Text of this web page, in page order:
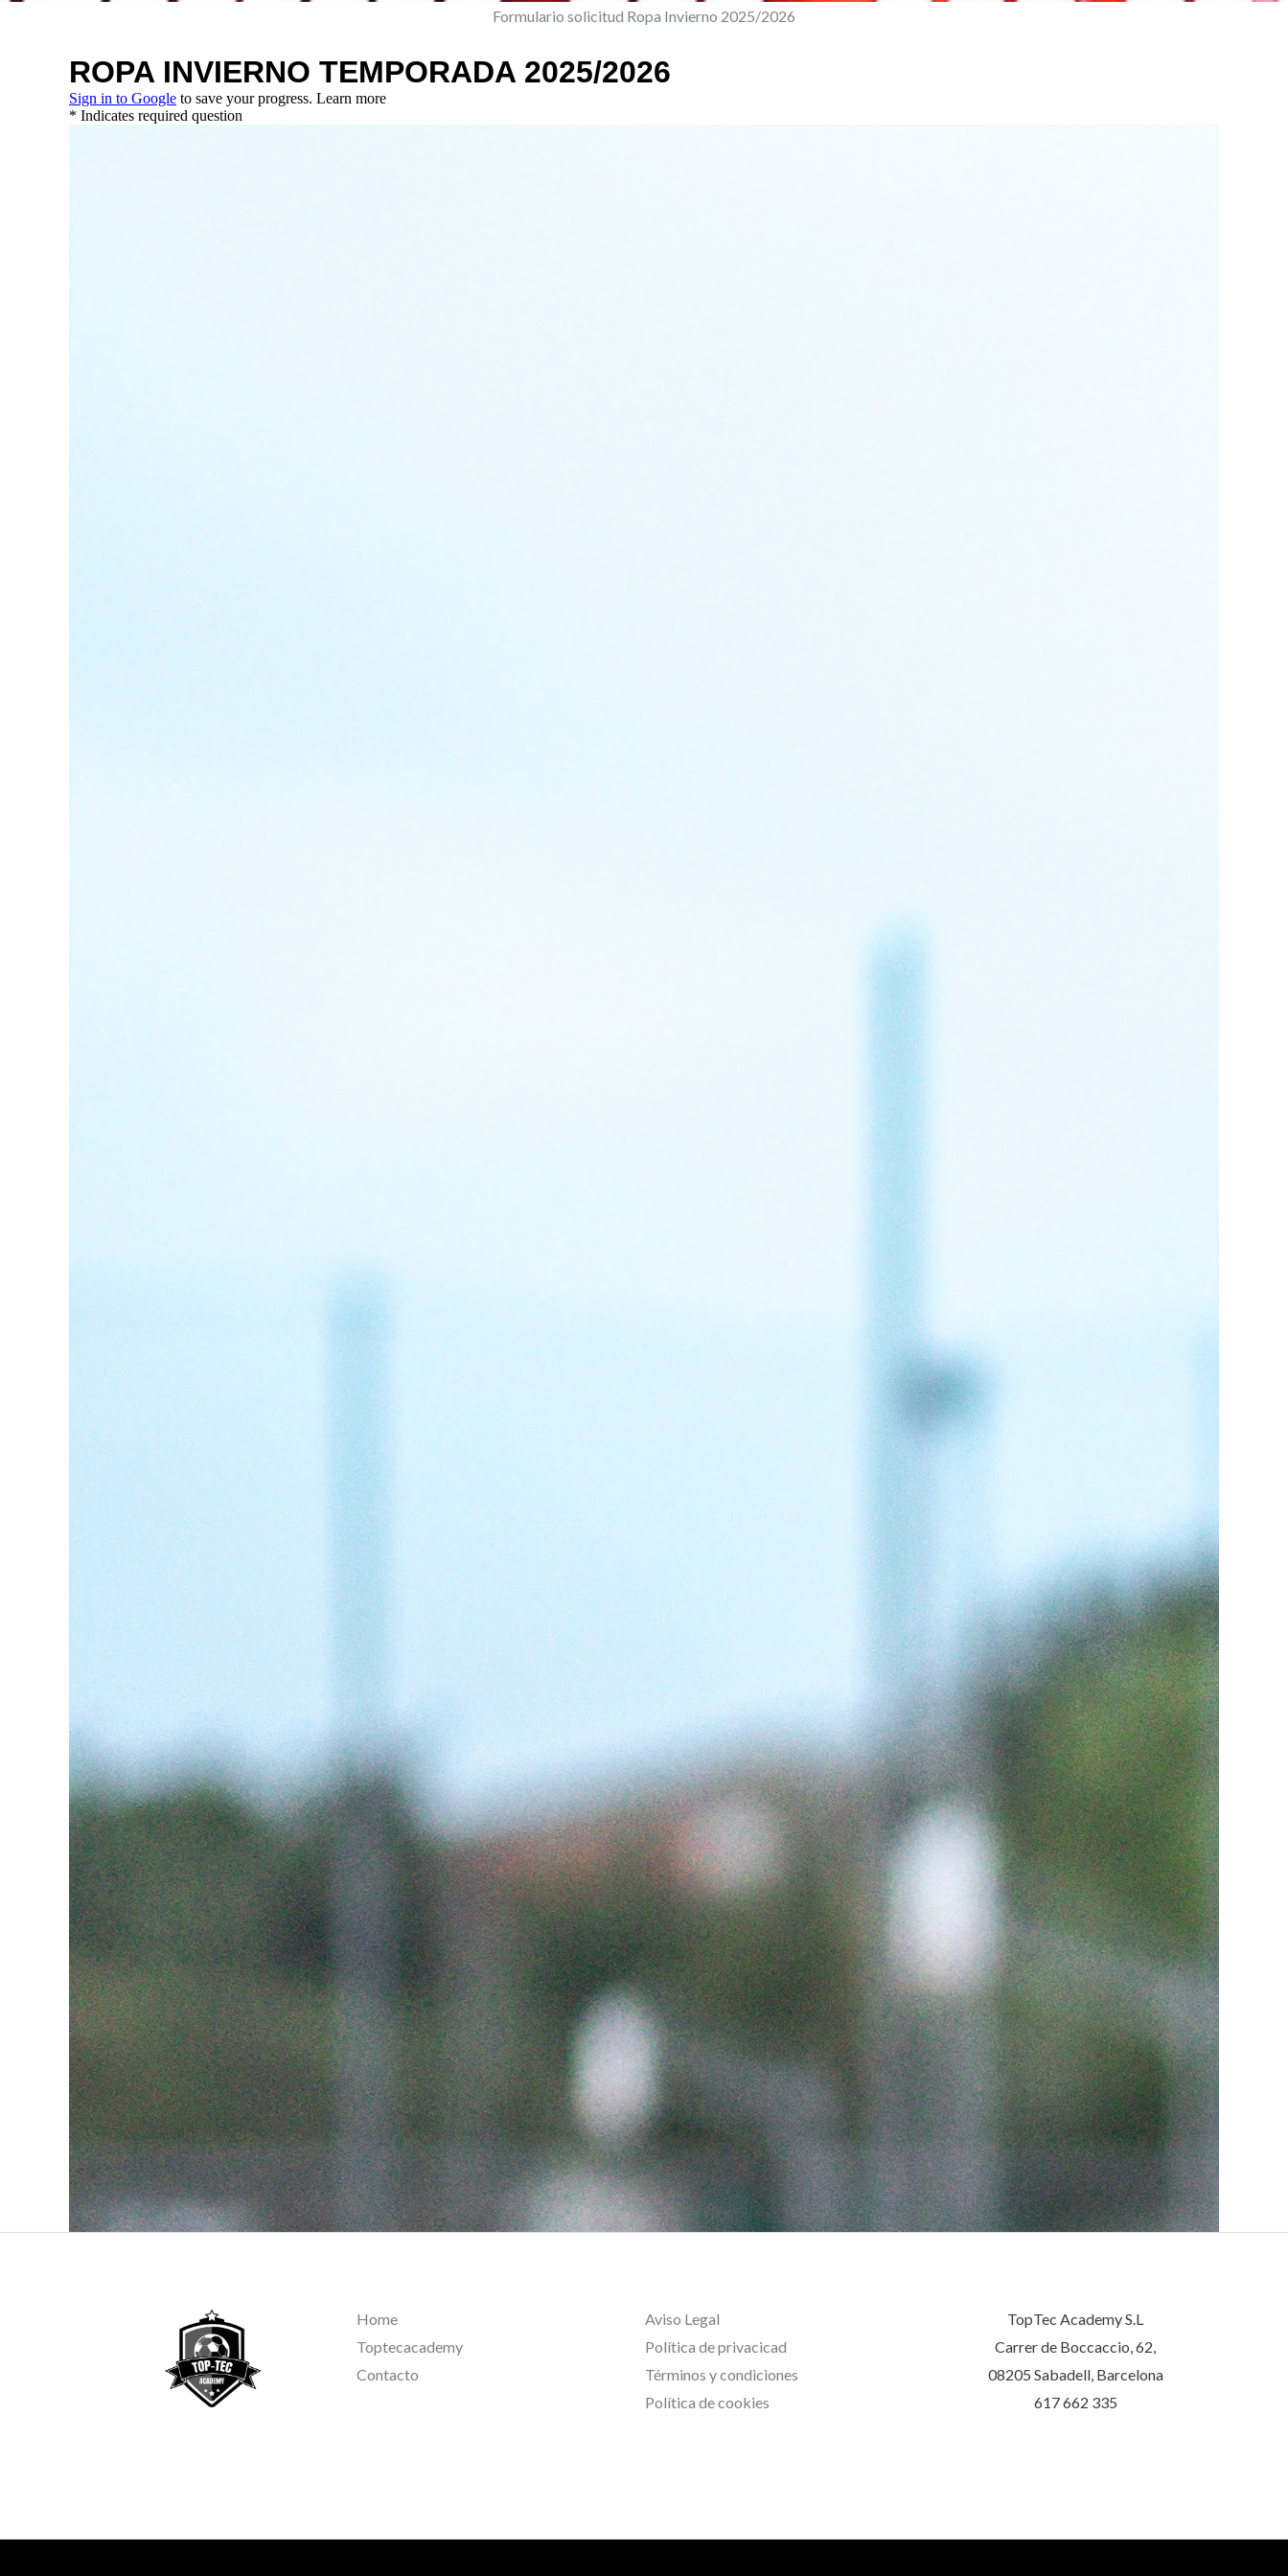
Formulario solicitud Ropa Invierno 2025/2026
Home
Toptecacademy
Contacto
Aviso Legal
Política de privacicad
Términos y condiciones
Política de cookies
TopTec Academy S.L
Carrer de Boccaccio, 62,
08205 Sabadell, Barcelona
617 662 335